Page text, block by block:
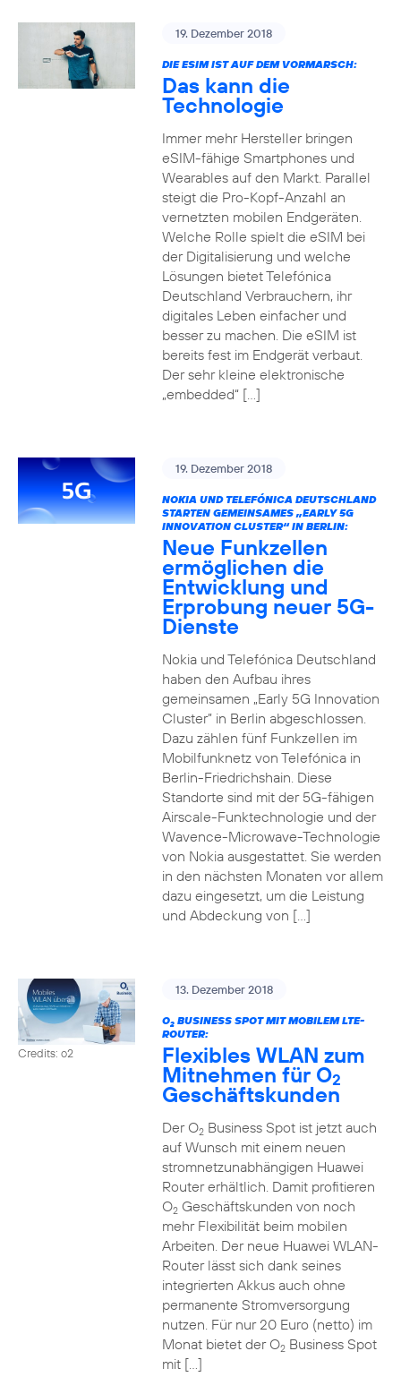
19. Dezember 2018
DIE ESIM IST AUF DEM VORMARSCH:
Das kann die
Technologie
Immer mehr Hersteller bringen
eSIM-fähige Smartphones und
Wearables auf den Markt. Parallel
steigt die Pro-Kopf-Anzahl an
vernetzten mobilen Endgeräten.
Welche Rolle spielt die eSIM bei
der Digitalisierung und welche
Lösungen bietet Telefónica
Deutschland Verbrauchern, ihr
digitales Leben einfacher und
besser zu machen. Die eSIM ist
bereits fest im Endgerät verbaut.
Der sehr kleine elektronische
„embedded“ […]
19. Dezember 2018
NOKIA UND TELEFÓNICA DEUTSCHLAND
STARTEN GEMEINSAMES „EARLY 5G
INNOVATION CLUSTER“ IN BERLIN:
Neue Funkzellen
ermöglichen die
Entwicklung und
Erprobung neuer 5G-
Dienste
Nokia und Telefónica Deutschland
haben den Aufbau ihres
gemeinsamen „Early 5G Innovation
Cluster” in Berlin abgeschlossen.
Dazu zählen fünf Funkzellen im
Mobilfunknetz von Telefónica in
Berlin-Friedrichshain. Diese
Standorte sind mit der 5G-fähigen
Airscale-Funktechnologie und der
Wavence-Microwave-Technologie
von Nokia ausgestattet. Sie werden
in den nächsten Monaten vor allem
dazu eingesetzt, um die Leistung
und Abdeckung von […]
Credits: o2
13. Dezember 2018
O2BUSINESS SPOT MIT MOBILEM LTE-
ROUTER:
Flexibles WLAN zum
Mitnehmen für O2
Geschäftskunden
Der O2Business Spot ist jetzt auch
auf Wunsch mit einem neuen
stromnetzunabhängigen Huawei
Router erhältlich. Damit profitieren
O2Geschäftskunden von noch
mehr Flexibilität beim mobilen
Arbeiten. Der neue Huawei WLAN-
Router lässt sich dank seines
integrierten Akkus auch ohne
permanente Stromversorgung
nutzen. Für nur 20 Euro (netto) im
Monat bietet der O2Business Spot
mit […]